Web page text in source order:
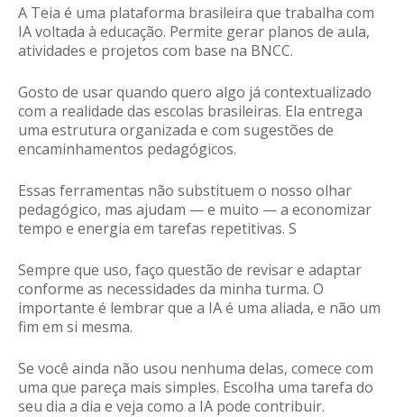
A Teia é uma plataforma brasileira que trabalha com
IA voltada à educação. Permite gerar planos de aula,
atividades e projetos com base na BNCC.
Gosto de usar quando quero algo já contextualizado
com a realidade das escolas brasileiras. Ela entrega
uma estrutura organizada e com sugestões de
encaminhamentos pedagógicos.
Essas ferramentas não substituem o nosso olhar
pedagógico, mas ajudam — e muito — a economizar
tempo e energia em tarefas repetitivas. S
Sempre que uso, faço questão de revisar e adaptar
conforme as necessidades da minha turma. O
importante é lembrar que a IA é uma aliada, e não um
fim em si mesma.
Se você ainda não usou nenhuma delas, comece com
uma que pareça mais simples. Escolha uma tarefa do
seu dia a dia e veja como a IA pode contribuir.